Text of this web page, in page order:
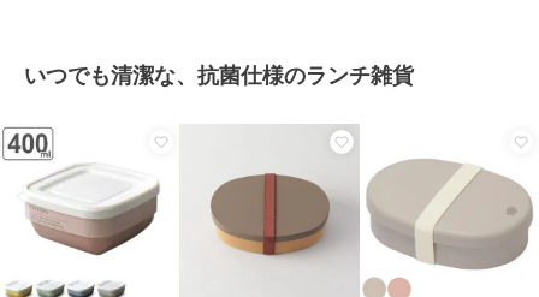
いつでも清潔な、抗菌仕様のランチ雑貨